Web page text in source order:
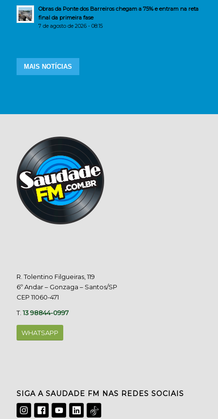
Obras da Ponte dos Barreiros chegam a 75% e entram na reta
final da primeira fase
7 de agosto de 2026 - 08:15
MAIS NOTÍCIAS
R. Tolentino Filgueiras, 119
6º Andar – Gonzaga – Santos/SP
CEP 11060-471
T.13 98844-0997
WHATSAPP
SIGA A SAUDADE FM NAS REDES SOCIAIS